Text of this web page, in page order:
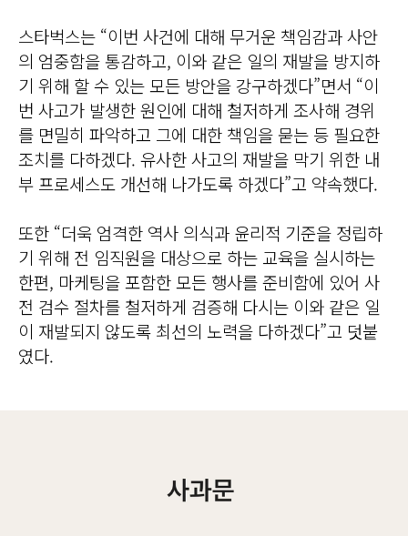
스타벅스는 “이번 사건에 대해 무거운 책임감과 사안
의 엄중함을 통감하고, 이와 같은 일의 재발을 방지하
기 위해 할 수 있는 모든 방안을 강구하겠다”면서 “이
번 사고가 발생한 원인에 대해 철저하게 조사해 경위
를 면밀히 파악하고 그에 대한 책임을 묻는 등 필요한
조치를 다하겠다. 유사한 사고의 재발을 막기 위한 내
부 프로세스도 개선해 나가도록 하겠다”고 약속했다.
또한 “더욱 엄격한 역사 의식과 윤리적 기준을 정립하
기 위해 전 임직원을 대상으로 하는 교육을 실시하는
한편, 마케팅을 포함한 모든 행사를 준비함에 있어 사
전 검수 절차를 철저하게 검증해 다시는 이와 같은 일
이 재발되지 않도록 최선의 노력을 다하겠다”고 덧붙
였다.